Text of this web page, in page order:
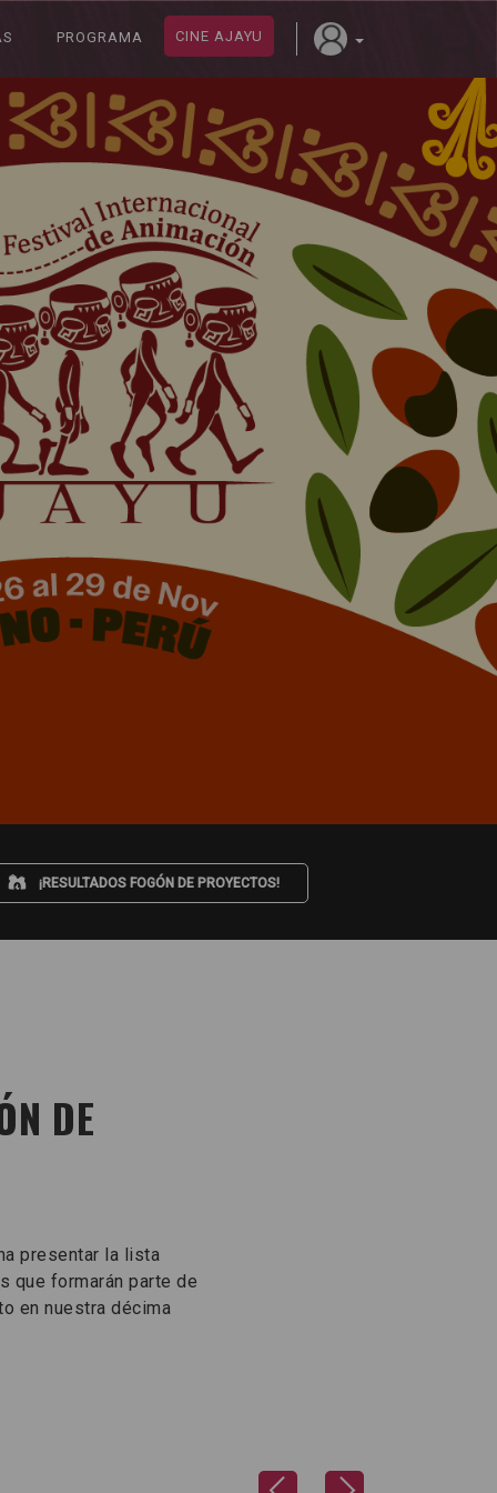
PROGRAMA CINE AJAYU
¡RESULTADOS FOGÓN DE PROYECTOS!
Previous
DE
presentar la lista
que formarán parte de
en nuestra décima